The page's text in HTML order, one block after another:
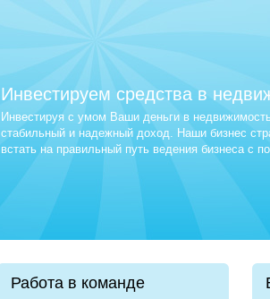
Инвестируем средства в
Инвестируя с умом Ваши деньги в
стабильный и надежный доход. Наши бизнес
встать на правильный путь ведения бизнеса с
Работа в команде